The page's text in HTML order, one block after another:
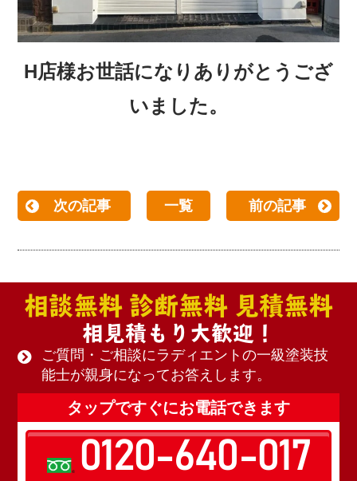
H店様お世話になりありがとうござ
いました。
次の記事 一覧 前の記事
相談無料 診断無料 見積無料
相見積もり大歓迎！
ご質問・ご相談にラディエントの一級塗装技
能士が親身になってお答えします。
タップですぐにお電話できます
0120-640-017